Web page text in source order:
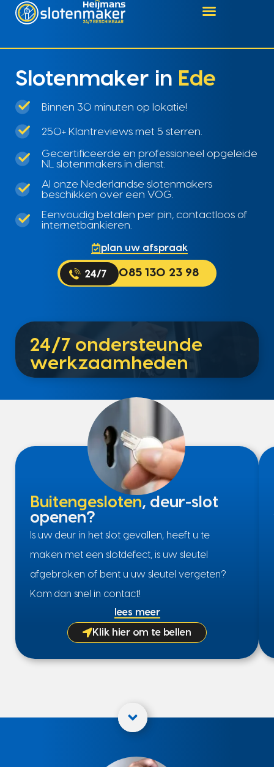
Slotenmaker in Ede
Binnen 30 minuten op lokatie!
250+ Klantreviews met 5 sterren.
Gecertificeerde en professioneel opgeleide
NL slotenmakers in dienst.
Al onze Nederlandse slotenmakers
beschikken over een VOG.
Eenvoudig betalen per pin, contactloos of
internetbankieren.
plan uw afspraak
085 130 23 98
24/7 ondersteunde
werkzaamheden
Buitengesloten, deur-slot
openen?
Is uw deur in het slot gevallen, heeft u te
maken met een slotdefect, is uw sleutel
afgebroken of bent u uw sleutel vergeten?
Kom dan snel in contact!
lees meer
Klik hier om te bellen